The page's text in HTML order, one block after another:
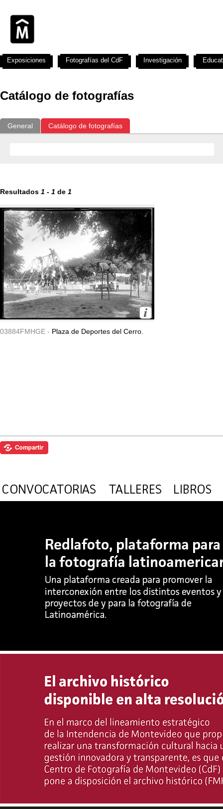
Catálogo de fotografías
General Catálogo de fotografías
Resultados 1 - 1 de 1
03884FMHGE - Plaza de Deportes del Cerro.
Exposiciones Fotografías del CdF Investigación